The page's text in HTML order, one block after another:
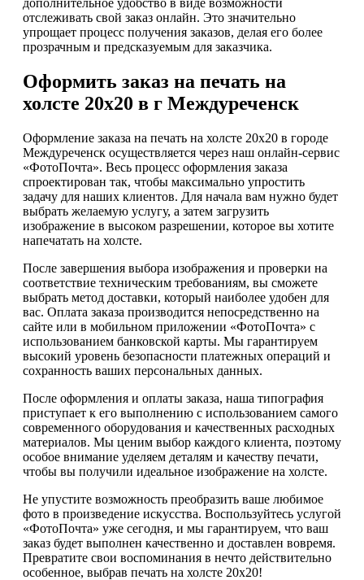
дополнительное удобство в виде возможности
отслеживать свой заказ онлайн. Это значительно
упрощает процесс получения заказов, делая его более
прозрачным и предсказуемым для заказчика.
Оформить заказ на печать на
холсте 20х20 в г Междуреченск
Оформление заказа на печать на холсте 20х20 в городе
Междуреченск осуществляется через наш онлайн-сервис
«ФотоПочта». Весь процесс оформления заказа
спроектирован так, чтобы максимально упростить
задачу для наших клиентов. Для начала вам нужно будет
выбрать желаемую услугу, а затем загрузить
изображение в высоком разрешении, которое вы хотите
напечатать на холсте.
После завершения выбора изображения и проверки на
соответствие техническим требованиям, вы сможете
выбрать метод доставки, который наиболее удобен для
вас. Оплата заказа производится непосредственно на
сайте или в мобильном приложении «ФотоПочта» с
использованием банковской карты. Мы гарантируем
высокий уровень безопасности платежных операций и
сохранность ваших персональных данных.
После оформления и оплаты заказа, наша типография
приступает к его выполнению с использованием самого
современного оборудования и качественных расходных
материалов. Мы ценим выбор каждого клиента, поэтому
особое внимание уделяем деталям и качеству печати,
чтобы вы получили идеальное изображение на холсте.
Не упустите возможность преобразить ваше любимое
фото в произведение искусства. Воспользуйтесь услугой
«ФотоПочта» уже сегодня, и мы гарантируем, что ваш
заказ будет выполнен качественно и доставлен вовремя.
Превратите свои воспоминания в нечто действительно
особенное, выбрав печать на холсте 20х20!